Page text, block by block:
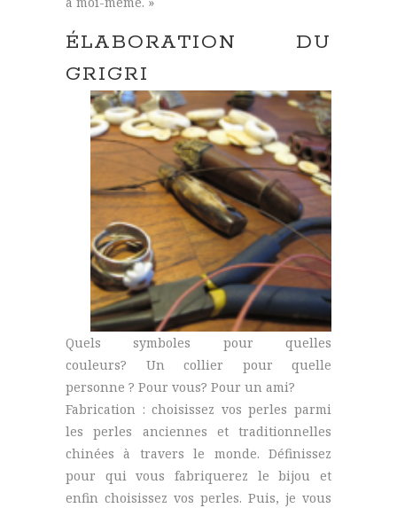
ÉLABORATION DU
GRIGRI
Quels symboles pour quelles
couleurs? Un collier pour quelle
personne ? Pour vous? Pour un ami?
Fabrication : choisissez vos perles parmi
les perles anciennes et traditionnelles
chinées à travers le monde. Définissez
pour qui vous fabriquerez le bijou et
enfin choisissez vos perles. Puis, je vous